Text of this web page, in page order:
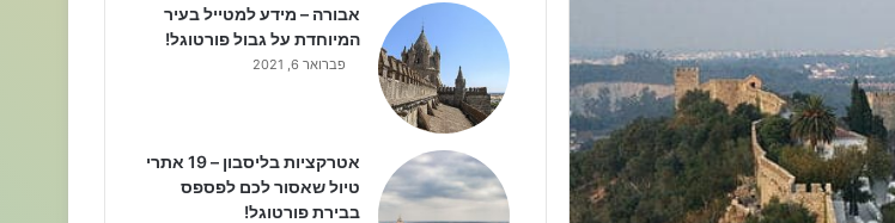
אבורה – מידע למטייל בעיר
המיוחדת על גבול פורטוגל!
פברואר 6, 2021
אטרקציות בליסבון – 19 אתרי
טיול שאסור לכם לפספס
בבירת פורטוגל!